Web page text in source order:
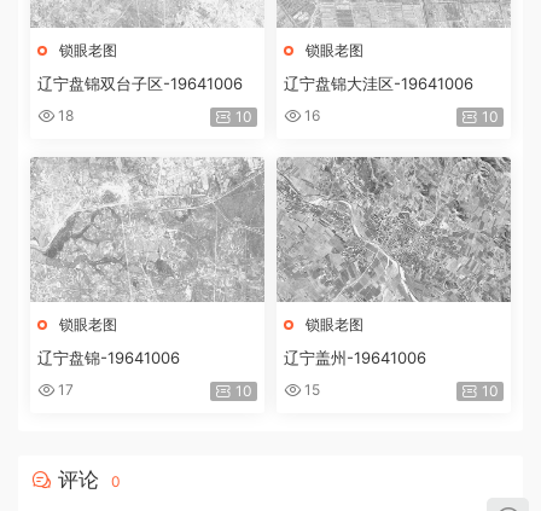
锁眼老图
辽宁盘锦双台子区-19641006
18 10
锁眼老图
辽宁盘锦大洼区-19641006
16 10
锁眼老图
辽宁盘锦-19641006
17 10
锁眼老图
辽宁盖州-19641006
15 10
评论 0